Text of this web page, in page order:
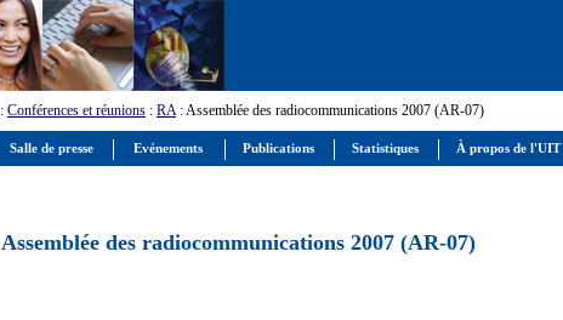
: Conférences et réunions : RA: Assemblée des radiocommunications 2007 (AR-07)
Assemblée des radiocommunications 2007 (AR-07)
Salle de presse Evénements Publications Statistiques À propos de l'UIT